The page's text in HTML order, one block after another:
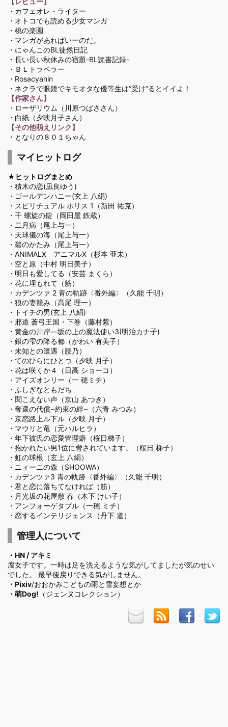
・カフェオレ・ライター
・オトコでも読める少女マンガ
・桃の楽園
・マンガがあればいーのだ。
・にゃんこのBL徒然日記
・長い長い秋休みの宿題-BL読書記録-
・ＢＬトラベラー
・Rosacyanin
・ネクラで眼鏡でキモオタな優等生は“受け”るとイイよ！
【作家さん】
・ローザリウム （川原つばささん）
・白紙 （夕映月子さん）
【その他萌えリンク】
・となりの８０１ちゃん
マイヒットログ
★ヒットログまとめ
・ 積木の恋(凪良ゆう)
・ ゴールデンハニー(玄上 八絹)
・ スピリチュアル ポリス 1（新田 祐克）
・ 千 螺旋の錠（岡田屋 鉄蔵）
・ 二月病（尾上与一）
・ 天球儀の海（尾上与一）
・ 碧のかたみ（尾上与一）
・ ANIMALX アニマルX（杉本 亜未）
・ 空と原（中村 明日美子）
・ 明日も愛してる（安芸 まくら）
・ 花に埋もれて（筋）
・ カデンツァ 2 青の軌跡〈番外編〉（久能 千明）
・ 狼の妻籠み（高尾 理一）
・ トイチの男(玄上 八絹)
・ 邪道 蒼弓王国・下巻（藤村紫）
・ 黄金の川岸―坂の上の魔法使い3(明治カナ子)
・ 銀の雫の降る都（かわい 有美子）
・ 未知との遭遇（腰乃）
・ てのひらにひとつ（夕映 月子）
・ 花は咲くか４（日高 ショーコ）
・ アイズオンリー（一 穂ミチ）
・ ふしぎなともだち
・ 聞こえない声（京山 あつき）
・ 奪還の代償~約束の絆~（六青 みつみ）
・ 京恋路上ル下ル（夕映 月子）
・ マウリと竜（元ハルヒラ）
・ 年下彼氏の恋愛管理癖（桜日梯子）
・ 抱かれたい男1位に脅されています。（桜日 梯子）
・ 虹の球根（玄上 八絹）
・ ニィーニの森（SHOOWA）
・ カデンツァ3 青の軌跡〈番外編〉（久能 千明）
・ 君と恋に落ちてなければ（筋）
・ 月光坂の花屋敷 春（木下 けい子）
・ アンフォーゲタブル（一穂 ミチ）
・ 恋するインテリジェンス（丹下 道）
管理人について
・HN / アキミ
腐女子です。一時は足を洗えるような気がしてましたが気のせい
でした。 最早後戻りできる気がしません。
・ Pixiv/おおかみこどもの雨と雪妄想とか
・ 萌Dog! （ジェンヌコレクション）